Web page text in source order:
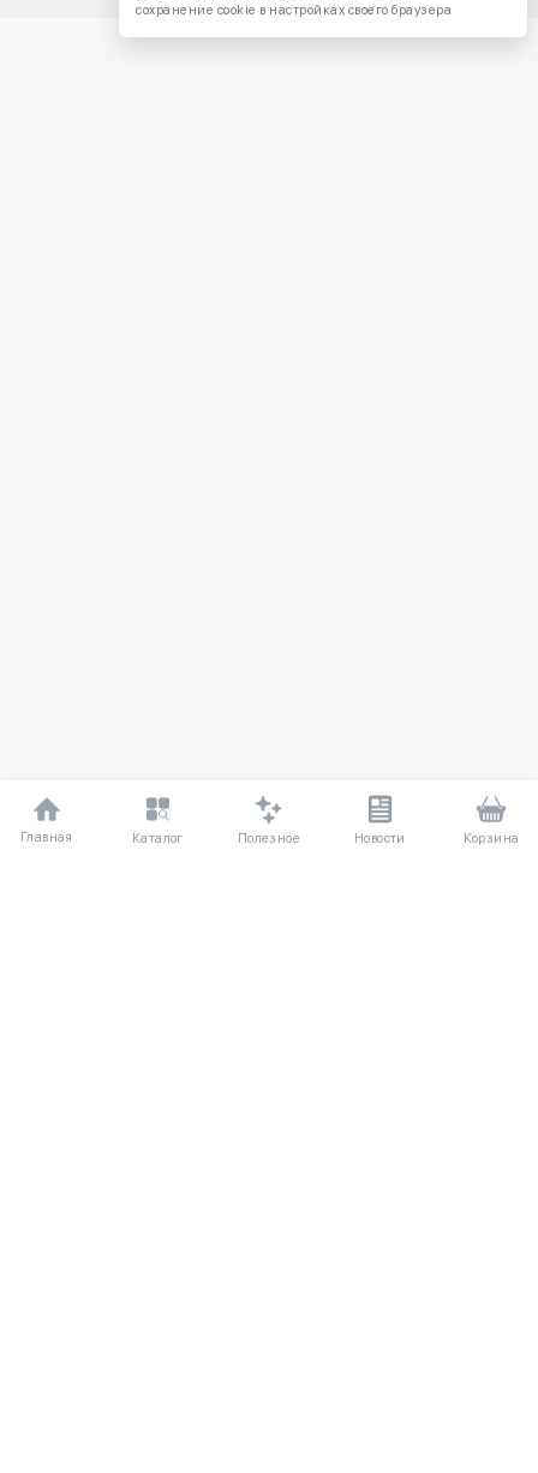
Главная Каталог Полезное Новости Корзина
сохранение cookie в настройках своего браузера